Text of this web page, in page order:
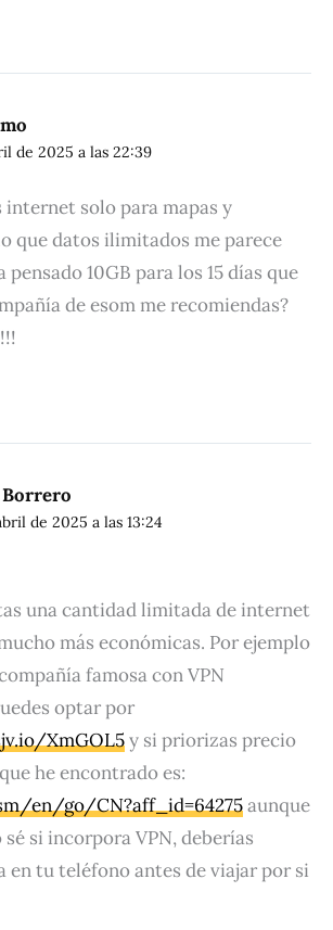
de 2025 a las 22:39
internet solo para mapas y
que datos ilimitados me parece
pensado 10GB para los 15 días que
de esom me recomiendas?
Borrero
de 2025 a las 13:24
una cantidad limitada de internet
más económicas. Por ejemplo
famosa con VPN
optar por
XmGOL5y si priorizas precio
he encontrado es:
en/go/CN?aff_id=64275aunque
si incorpora VPN, deberías
en tu teléfono antes de viajar por si